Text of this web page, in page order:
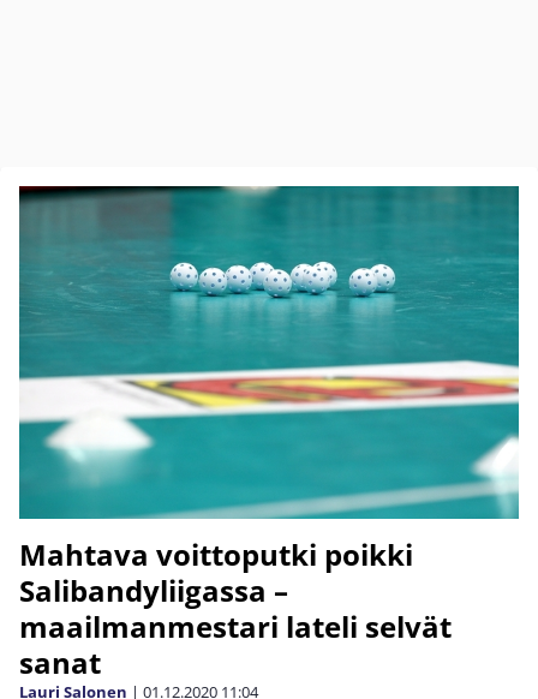
Mahtava voittoputki poikki
Salibandyliigassa –
maailmanmestari lateli selvät
sanat
Lauri Salonen | 01.12.2020 11:04